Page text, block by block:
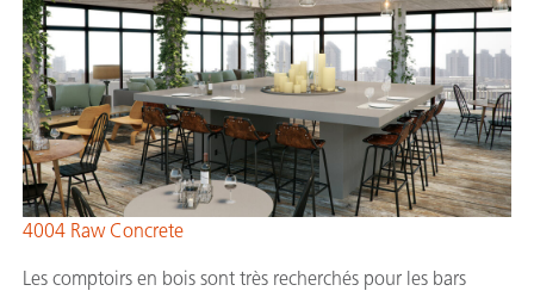
4004 Raw Concrete
Les comptoirs en bois sont très recherchés pour les bars